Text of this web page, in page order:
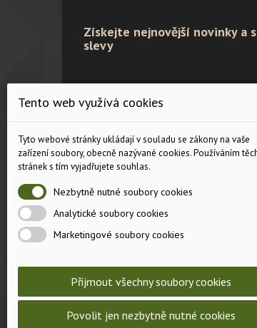
Získejte nejnovější novinky a
slevy
PRODUKTY
Velikostní tabulka
Slevy
Napište nám
Mapa stránek
Prodejny
Tento web využívá cookies
Tyto webové stránky ukládají v souladu se zákony na vaše
zařízení soubory, obecně nazývané cookies. Používáním
stránek s tím vyjadřujete souhlas.
Nezbytně nutné soubory cookies
Analytické soubory cookies
Marketingové soubory cookies
Přijmout všechny soubory cookies
Povolit jen nezbytně nutné cookies